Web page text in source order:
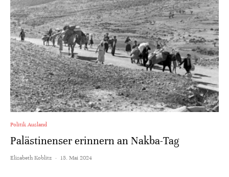
Politik Ausland
Palästinenser erinnern an Nakba-Tag
Elisabeth Koblitz · 15. Mai 2024